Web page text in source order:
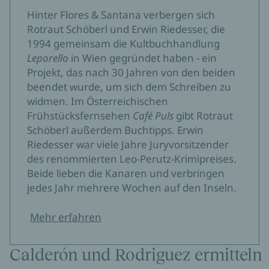
Hinter Flores & Santana verbergen sich
Rotraut Schöberl und Erwin Riedesser, die
1994 gemeinsam die Kultbuchhandlung
Leporello in Wien gegründet haben - ein
Projekt, das nach 30 Jahren von den beiden
beendet wurde, um sich dem Schreiben zu
widmen. Im Österreichischen
Frühstücksfernsehen Café Puls gibt Rotraut
Schöberl außerdem Buchtipps. Erwin
Riedesser war viele Jahre Juryvorsitzender
des renommierten Leo-Perutz-Krimipreises.
Beide lieben die Kanaren und verbringen
jedes Jahr mehrere Wochen auf den Inseln.
Mehr erfahren
Calderón und Rodriguez ermitteln